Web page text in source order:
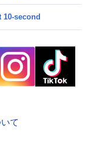
10-second
て